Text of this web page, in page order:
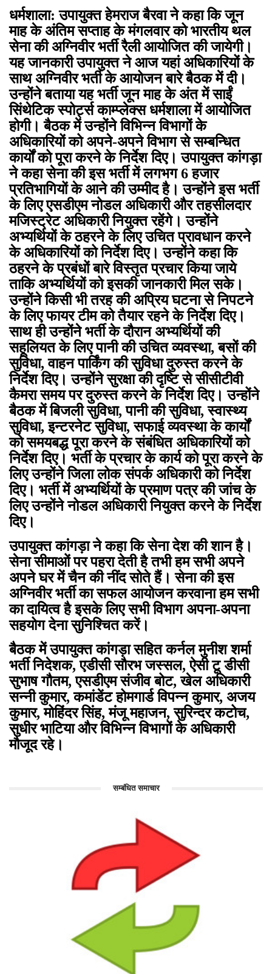
धर्मशाला: उपायुक्त हेमराज बैरवा ने कहा कि जून
माह के अंतिम सप्ताह के मंगलवार को भारतीय थल
सेना की अग्निवीर भर्ती रैली आयोजित की जायेगी।
यह जानकारी उपायुक्त ने आज यहां अधिकारियों के
साथ अग्निवीर भर्ती के आयोजन बारे बैठक में दी।
उन्होंने बताया यह भर्ती जून माह के अंत में साईं
सिंथेटिक स्पोर्ट्स काम्प्लेक्स धर्मशाला में आयोजित
होगी। बैठक में उन्होंने विभिन्न विभागों के
अधिकारियों को अपने-अपने विभाग से सम्बन्धित
कार्यों को पूरा करने के निर्देश दिए। उपायुक्त कांगड़ा
ने कहा सेना की इस भर्ती में लगभग 6 हजार
प्रतिभागियों के आने की उम्मीद है। उन्होंने इस भर्ती
के लिए एसडीएम नोडल अधिकारी और तहसीलदार
मजिस्ट्रेट अधिकारी नियुक्त रहेंगे। उन्होंने
अभ्यर्थियों के ठहरने के लिए उचित प्रावधान करने
के अधिकारियों को निर्देश दिए। उन्होंने कहा कि
ठहरने के प्रबंधों बारे विस्तृत प्रचार किया जाये
ताकि अभ्यर्थियों को इसकी जानकारी मिल सके।
उन्होंने किसी भी तरह की अप्रिय घटना से निपटने
के लिए फायर टीम को तैयार रहने के निर्देश दिए।
साथ ही उन्होंने भर्ती के दौरान अभ्यर्थियों की
सहूलियत के लिए पानी की उचित व्यवस्था, बसों की
सुविधा, वाहन पार्किंग की सुविधा दुरुस्त करने के
निर्देश दिए। उन्होंने सुरक्षा की दृष्टि से सीसीटीवी
कैमरा समय पर दुरुस्त करने के निर्देश दिए। उन्होंने
बैठक में बिजली सुविधा, पानी की सुविधा, स्वास्थ्य
सुविधा, इन्टरनेट सुविधा, सफाई व्यवस्था के कार्यों
को समयबद्ध पूरा करने के संबंधित अधिकारियों को
निर्देश दिए। भर्ती के प्रचार के कार्य को पूरा करने के
लिए उन्होंने जिला लोक संपर्क अधिकारी को निर्देश
दिए। भर्ती में अभ्यर्थियों के प्रमाण पत्र की जांच के
लिए उन्होंने नोडल अधिकारी नियुक्त करने के निर्देश
दिए।
उपायुक्त कांगड़ा ने कहा कि सेना देश की शान है।
सेना सीमाओं पर पहरा देती है तभी हम सभी अपने
अपने घर में चैन की नींद सोते हैं। सेना की इस
अग्निवीर भर्ती का सफल आयोजन करवाना हम सभी
का दायित्व है इसके लिए सभी विभाग अपना-अपना
सहयोग देना सुनिश्चित करें।
बैठक में उपायुक्त कांगड़ा सहित कर्नल मुनीश शर्मा
भर्ती निदेशक, एडीसी सौरभ जस्सल, ऐसी टू डीसी
सुभाष गौतम, एसडीएम संजीव बोट, खेल अधिकारी
सन्नी कुमार, कमांडेंट होमगार्ड विपन्न कुमार, अजय
कुमार, मोहिंदर सिंह, मंजू महाजन, सुरिन्दर कटोच,
सुधीर भाटिया और विभिन्न विभागों के अधिकारी
मौजूद रहे।
सम्बंधित समाचार